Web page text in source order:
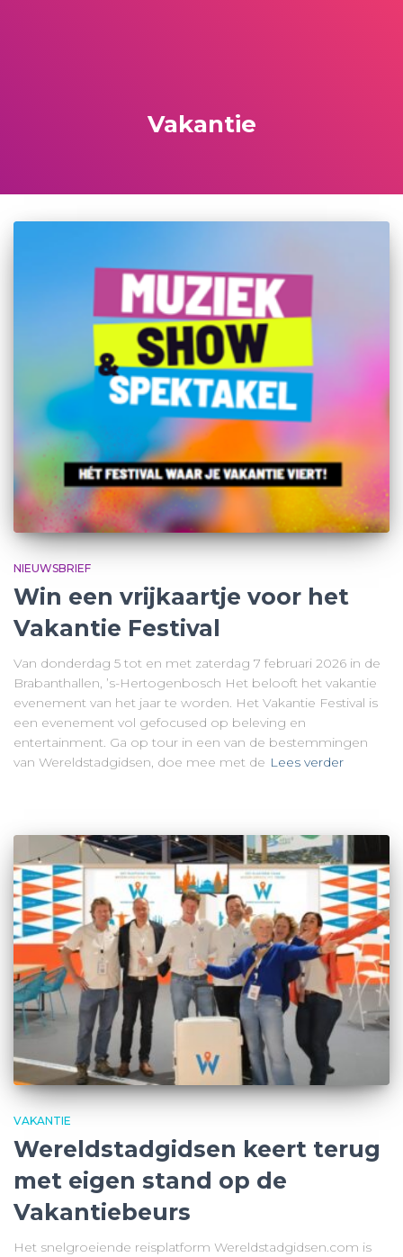
Vakantie
NIEUWSBRIEF
Win een vrijkaartje voor het
Vakantie Festival
Van donderdag 5 tot en met zaterdag 7 februari 2026 in de
Brabanthallen, ’s-Hertogenbosch Het belooft het vakantie
evenement van het jaar te worden. Het Vakantie Festival is
een evenement vol gefocused op beleving en
entertainment. Ga op tour in een van de bestemmingen
van Wereldstadgidsen, doe mee met de Lees verder
VAKANTIE
Wereldstadgidsen keert terug
met eigen stand op de
Vakantiebeurs
Het snelgroeiende reisplatform Wereldstadgidsen.com is